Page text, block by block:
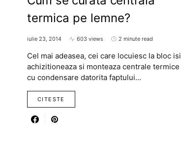
termica pe lemne?
iulie 23, 2014 603 views 2 minute read
Cel mai adeasea, cei care locuiesc la bloc isi
achizitioneaza si monteaza centrale termice
cu condensare datorita faptului…
CITESTE